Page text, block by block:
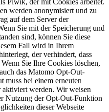
Piwik, der mit Cookies arbeitet.
werden anonymisiert und zu
auf dem Server der
Sie mit der Speicherung und
sind, können Sie diese
Fall wird in Ihrem
der verhindert, dass
Sie Ihre Cookies löschen,
das Matomo Opt-Out-
bei einem erneuten
aktiviert werden. Wir weisen
Nutzung der Opt-Out-Funktion
dieser Webseite